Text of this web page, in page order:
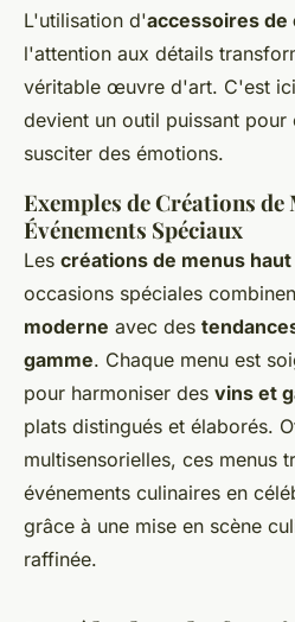
L'utilisation d'accessoires de
l'attention aux détails
véritable œuvre d'art. C'est
devient un outil puissant
susciter des émotions.
Exemples de Créations de
Événements Spéciaux
Les créations de menus
occasions spéciales
moderne avec des
gamme. Chaque menu est
pour harmoniser des vins et
plats distingués et élaborés.
multisensorielles, ces menus
événements culinaires en
grâce à une mise en scène
raffinée.